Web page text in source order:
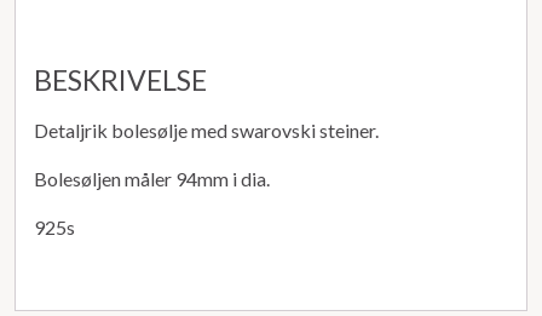
BESKRIVELSE
Detaljrik bolesølje med swarovski steiner.
Bolesøljen måler 94mm i dia.
925s